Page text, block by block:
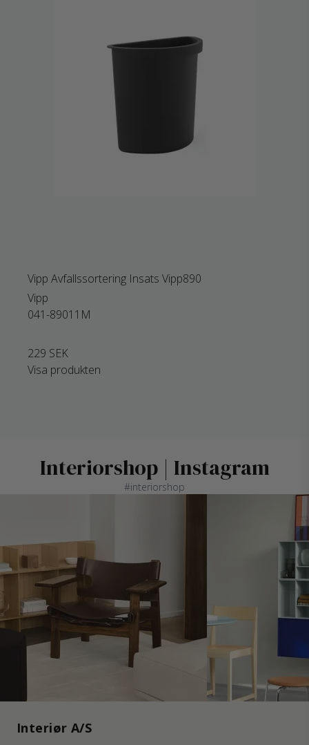
Vipp Avfallssortering Insats Vipp890
Vipp
041-89011M
229 SEK
Visa produkten
Interiorshop | Instagram
#interiorshop
Interiør A/S